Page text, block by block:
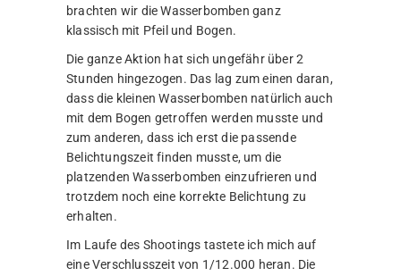
brachten wir die Wasserbomben ganz
klassisch mit Pfeil und Bogen.
Die ganze Aktion hat sich ungefähr über 2
Stunden hingezogen. Das lag zum einen daran,
dass die kleinen Wasserbomben natürlich auch
mit dem Bogen getroffen werden musste und
zum anderen, dass ich erst die passende
Belichtungszeit finden musste, um die
platzenden Wasserbomben einzufrieren und
trotzdem noch eine korrekte Belichtung zu
erhalten.
Im Laufe des Shootings tastete ich mich auf
eine Verschlusszeit von 1/12.000 heran. Die